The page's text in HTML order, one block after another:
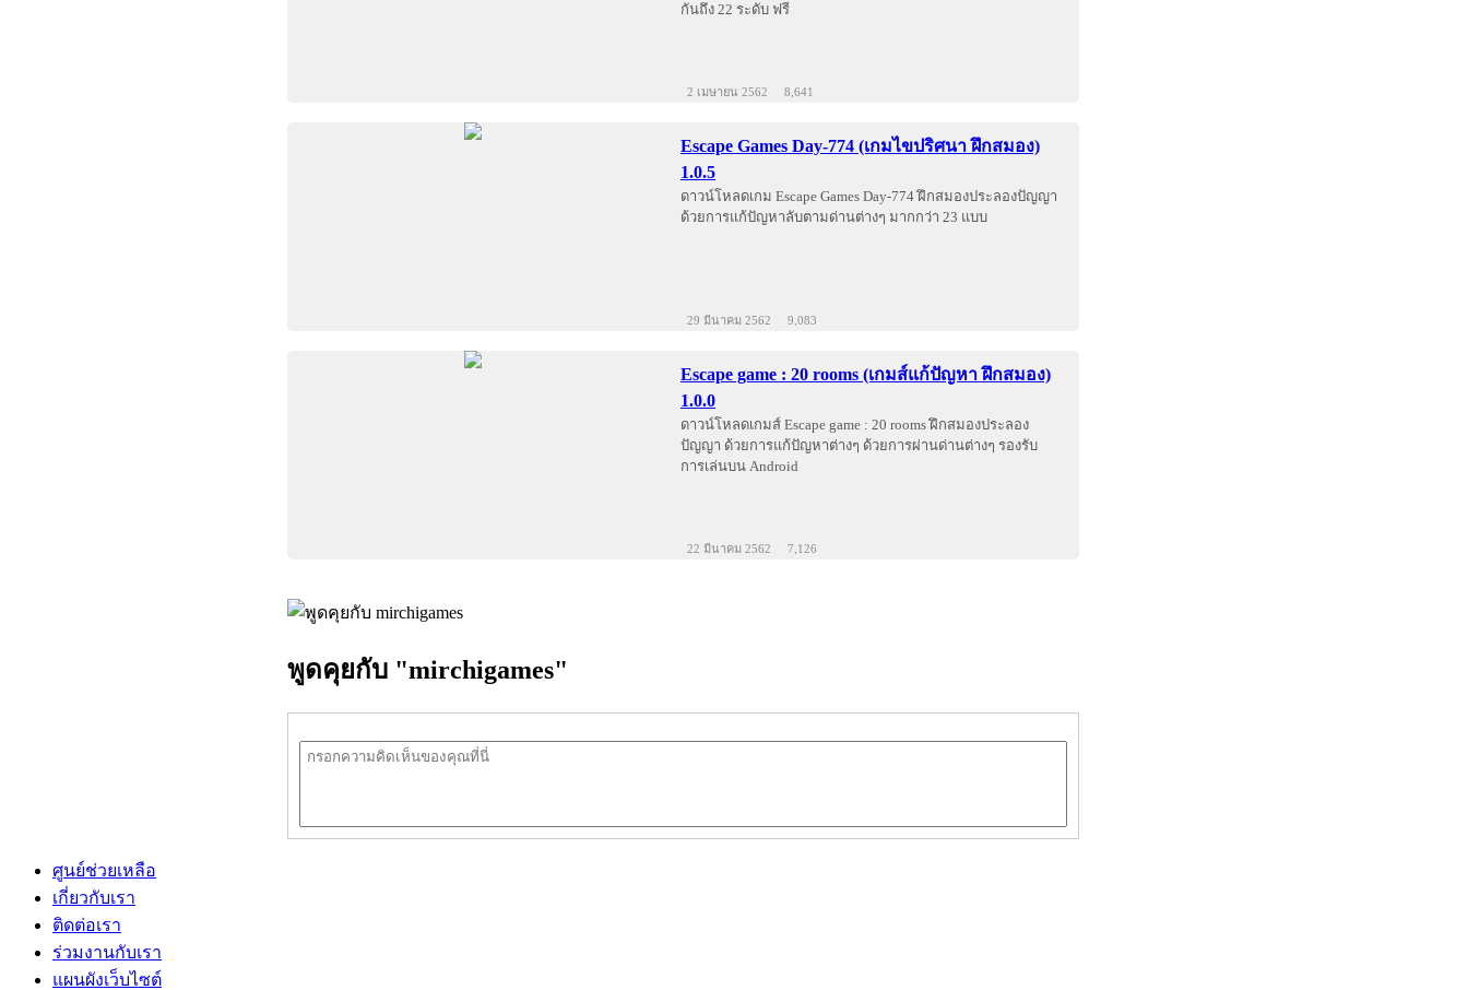
กันถึง 22 ระดับ ฟรี
2 เมษายน 2562 8,641
Escape Games Day-774 (เกมไขปริศนา ฝึกสมอง)
1.0.5
ดาวน์โหลดเกม Escape Games Day-774 ฝึกสมองประลองปัญญา
ด้วยการแก้ปัญหาลับตามด่านต่างๆ มากกว่า 23 แบบ
29 มีนาคม 2562 9,083
Escape game : 20 rooms (เกมส์แก้ปัญหา ฝึกสมอง)
1.0.0
ดาวน์โหลดเกมส์ Escape game : 20 rooms ฝึกสมองประลอง
ปัญญา ด้วยการแก้ปัญหาต่างๆ ด้วยการผ่านด่านต่างๆ รองรับ
การเล่นบน Android
22 มีนาคม 2562 7,126
พูดคุยกับ "mirchigames"
ศูนย์ช่วยเหลือ
เกี่ยวกับเรา
ติดต่อเรา
ร่วมงานกับเรา
แผนผังเว็บไซต์